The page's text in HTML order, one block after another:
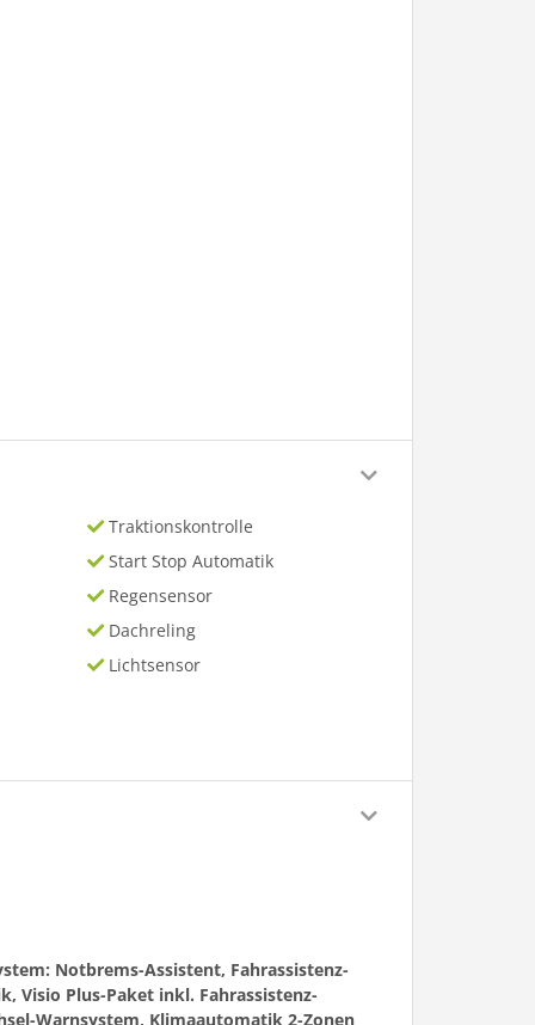
Traktionskontrolle
Start Stop Automatik
Regensensor
Dachreling
Lichtsensor
Notbrems-Assistent, Fahrassistenz-
Visio Plus-Paket inkl. Fahrassistenz-
Warnsystem, Klimaautomatik 2-Zonen